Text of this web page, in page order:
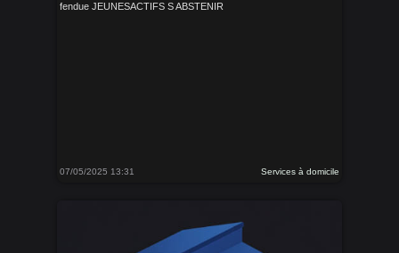
fendue JEUNESACTIFS S ABSTENIR
07/05/2025 13:31 Services à domicile